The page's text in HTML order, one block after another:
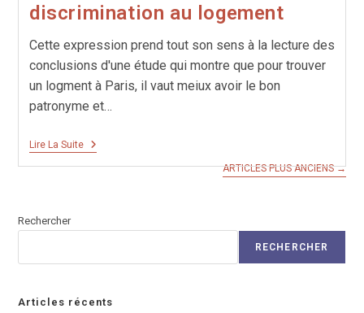
discrimination au logement
Cette expression prend tout son sens à la lecture des
conclusions d'une étude qui montre que pour trouver
un logment à Paris, il vaut meiux avoir le bon
patronyme et…
Lire La Suite
Une
À
ARTICLES PLUS ANCIENS→
Rechercher
RECHERCHER
Articles récents